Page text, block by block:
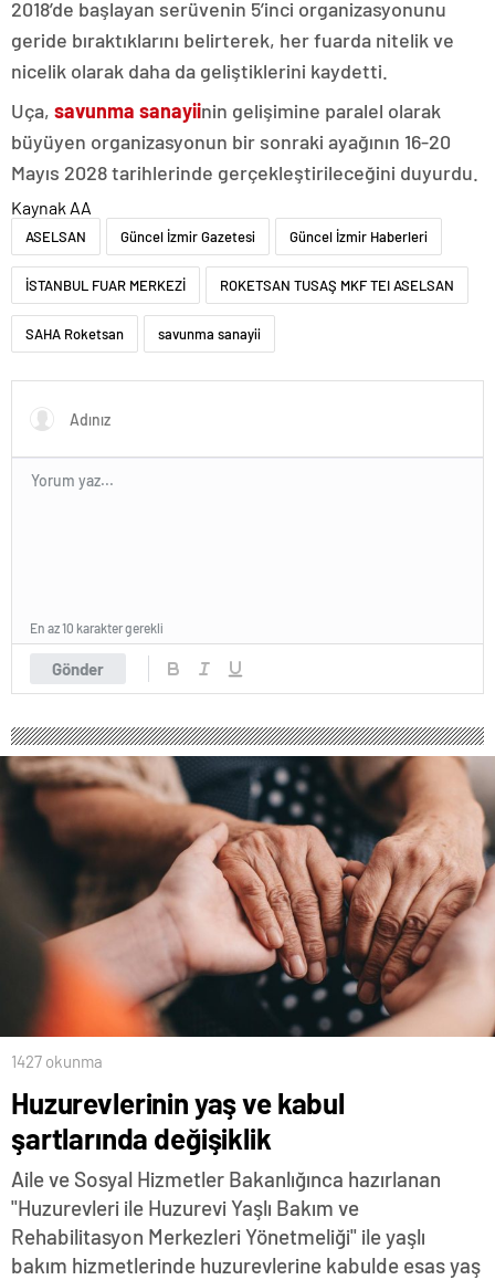
2018’de başlayan serüvenin 5’inci organizasyonunu
geride bıraktıklarını belirterek, her fuarda nitelik ve
nicelik olarak daha da geliştiklerini kaydetti.
Uça, savunma sanayiinin gelişimine paralel olarak
büyüyen organizasyonun bir sonraki ayağının 16-20
Mayıs 2028 tarihlerinde gerçekleştirileceğini duyurdu.
Kaynak AA
ASELSAN Güncel İzmir Gazetesi Güncel İzmir Haberleri
İSTANBUL FUAR MERKEZİ ROKETSAN TUSAŞ MKF TEI ASELSAN
SAHA Roketsan savunma sanayii
Gönder
En az 10 karakter gerekli
1427 okunma
Huzurevlerinin yaş ve kabul
şartlarında değişiklik
Aile ve Sosyal Hizmetler Bakanlığınca hazırlanan
"Huzurevleri ile Huzurevi Yaşlı Bakım ve
Rehabilitasyon Merkezleri Yönetmeliği" ile yaşlı
bakım hizmetlerinde huzurevlerine kabulde esas yaş